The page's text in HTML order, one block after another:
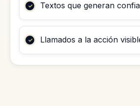
Textos que generan
Llamados a la acción